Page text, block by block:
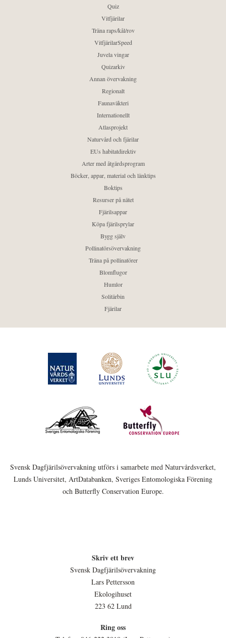
Quiz
Vitfjärilar
Träna raps/kål/rov
VitfjärilarSpeed
Juvela vingar
Quizarkiv
Annan övervakning
Regionalt
Faunaväkteri
Internationellt
Atlasprojekt
Naturvård och fjärilar
EUs habitatdirektiv
Arter med åtgärdsprogram
Böcker, appar, material och länktips
Boktips
Resurser på nätet
Fjärilsappar
Köpa fjärilsprylar
Bygg själv
Pollinatörsövervakning
Träna på pollinatörer
Blomflugor
Humlor
Solitärbin
Fjärilar
Svensk Dagfjärilsövervakning utförs i samarbete med Naturvårdsverket,
Lunds Universitet, ArtDatabanken, Sveriges Entomologiska Förening
och Butterfly Conservation Europe.
Skriv ett brev
Svensk Dagfjärilsövervakning
Lars Pettersson
Ekologihuset
223 62 Lund
Ring oss